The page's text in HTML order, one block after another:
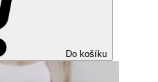
Do košíku